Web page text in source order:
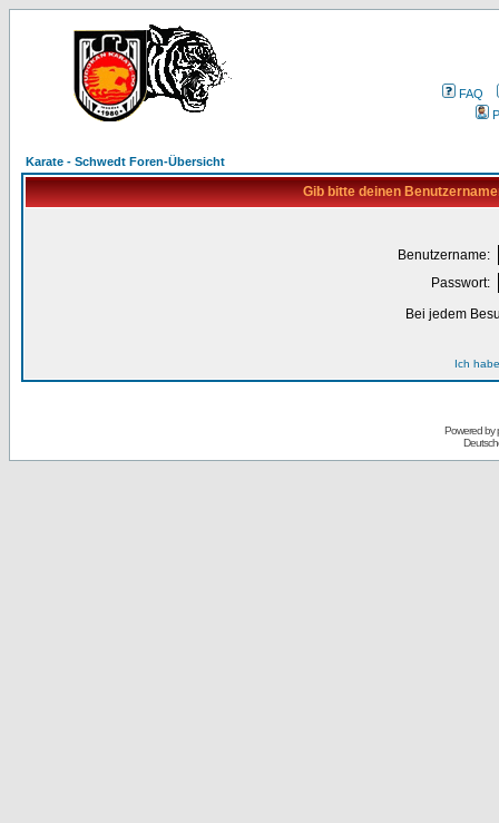
FAQ
Karate - Schwedt Foren-Übersicht
Gib bitte deinen
Benutzername:
Passwort:
Bei jedem
Ich
Powered by